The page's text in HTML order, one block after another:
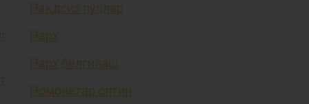
Нақдсиз пуллар
Нарх
Нарх белгилаш
Номонетар олтин